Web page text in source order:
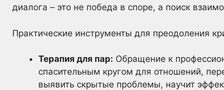
диалога – это не победа в споре, а поиск
Практические инструменты для преодоления
Терапия для пар: Обращение к
спасительным кругом для отношений,
выявить скрытые проблемы, научит